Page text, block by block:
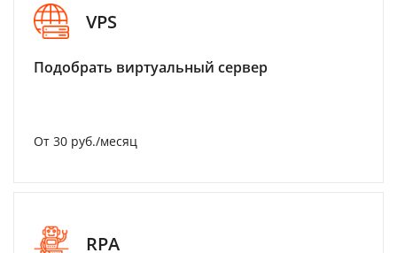
VPS
Подобрать виртуальный сервер
От 30 руб./месяц
RPA